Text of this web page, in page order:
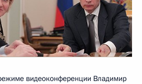
видеоконференции Владимир